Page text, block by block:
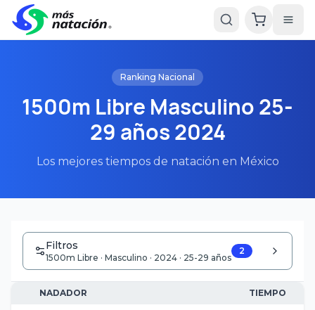
Ranking Nacional
1500m Libre Masculino 25-
29 años 2024
Los mejores tiempos de natación en México
Filtros
1500m Libre · Masculino · 2024 · 25-29 años
2
NADADOR TIEMPO